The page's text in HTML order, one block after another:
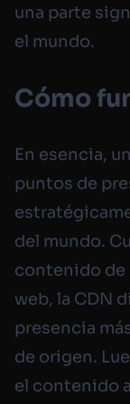
una parte
el mundo.
Cómo
En esencia,
puntos de
del mundo.
contenido de
web, la CDN
presencia
de origen.
el contenido